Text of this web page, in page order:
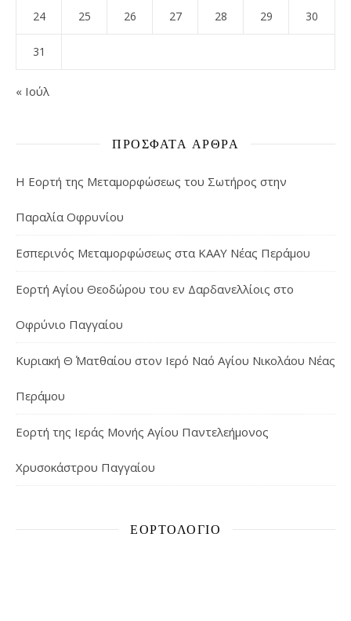
24 25 26 27 28 29 30
31
« Ιούλ
ΠΡΌΣΦΑΤΑ ΆΡΘΡΑ
Η Εορτή της Μεταμορφώσεως του Σωτήρος στην
Παραλία Οφρυνίου
Εσπερινός Μεταμορφώσεως στα ΚΑΑΥ Νέας Περάμου
Εορτή Αγίου Θεοδώρου του εν Δαρδανελλίοις στο
Οφρύνιο Παγγαίου
Κυριακή Θ΄ Ματθαίου στον Ιερό Ναό Αγίου Νικολάου Νέας
Περάμου
Εορτή της Ιεράς Μονής Αγίου Παντελεήμονος
Χρυσοκάστρου Παγγαίου
ΕΟΡΤΟΛΌΓΙΟ